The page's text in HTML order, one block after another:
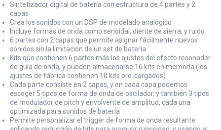
Sintetizador digital de batería con estructura de 4 partes y 2
capas
Crea los sonidos con un DSP de modelado analógico
Incluye formas de onda como senoidal, diente de sierra, y ruido
6 partes con 2 capas que permite asignar fácilmente nuevos
sonidos sin la limitación de un set de batería
Kits que contienen 6 partes más los ajustes del efecto resonador
de guía de onda, y pueden almacenarse 16 kits en memoría (los
ajustes de fábrica contienen 10 kits pre-cargados)
Cada parte consiste en 2 capas, y en cada capa podemos
escoger 5 tipos de forma de onda de oscilador, y también 3 tipos
de modulador de pitch y envolvente de amplitud, cada una
optimizada para sonidos de batería
Permite personalizar el trigger de forma de onda resultante